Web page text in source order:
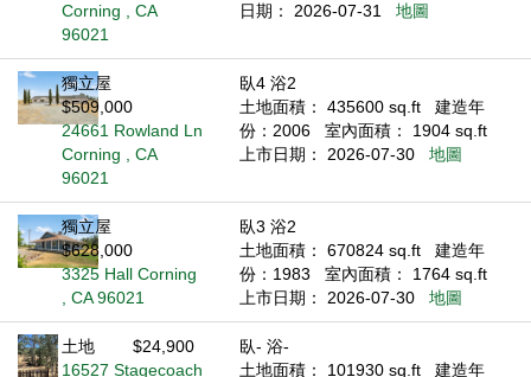
Corning , CA
96021
日期： 2026-07-31
地圖
獨立屋
$509,000
24661 Rowland Ln
Corning , CA
96021
臥4 浴2
土地面積： 435600 sq.ft
建造年
份：2006
室內面積： 1904 sq.ft
上市日期： 2026-07-30
地圖
獨立屋
$628,000
3325 Hall Corning
, CA 96021
臥3 浴2
土地面積： 670824 sq.ft
建造年
份：1983
室內面積： 1764 sq.ft
上市日期： 2026-07-30
地圖
土地
$24,900
16527 Stagecoach
臥- 浴-
土地面積： 101930 sq.ft
建造年